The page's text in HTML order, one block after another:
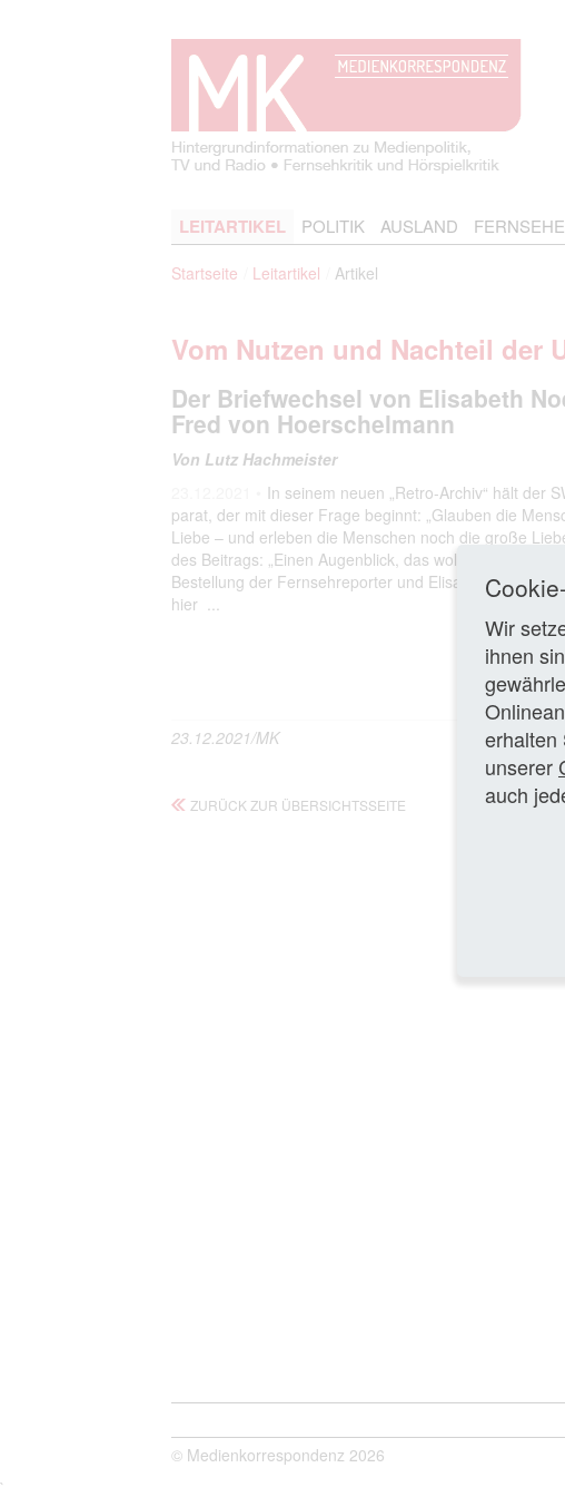
LEITARTIKEL POLITIK AUSLAND
Startseite Leitartikel Artikel
Vom Nutzen und Nachteil der
Der Briefwechsel von Elisabeth
Fred von Hoerschelmann
Von Lutz Hachmeister
In seinem neuen „Retro-Archiv“ hält der
parat, der mit dieser Frage beginnt: „Glauben die
Liebe – und erleben die Menschen noch die große
des Beitrags: „Einen Augenblick, das wollen wir gleich
Bestellung der Fernsehreporter und Elisabeth Noelle,
hier ...
Ganzen
23.12.2021/MK
ZURÜCK ZUR ÜBERSICHTSSEITE
© Medienkorrespondenz 2026
`
Wir
ihnen
erhalten
unserer
auch